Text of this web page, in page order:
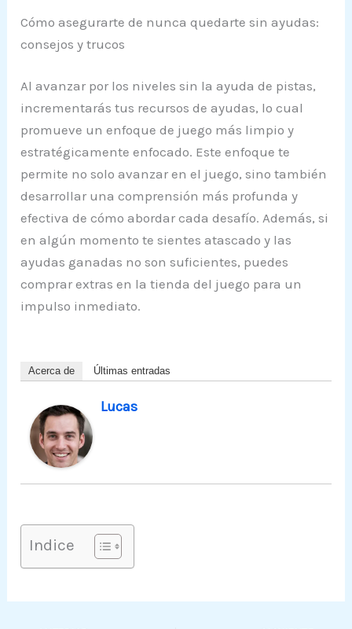
Cómo asegurarte de nunca quedarte sin ayudas:
consejos y trucos
Al avanzar por los niveles sin la ayuda de pistas,
incrementarás tus recursos de ayudas, lo cual
promueve un enfoque de juego más limpio y
estratégicamente enfocado. Este enfoque te
permite no solo avanzar en el juego, sino también
desarrollar una comprensión más profunda y
efectiva de cómo abordar cada desafío. Además, si
en algún momento te sientes atascado y las
ayudas ganadas no son suficientes, puedes
comprar extras en la tienda del juego para un
impulso inmediato.
Acerca de Últimas entradas
Lucas
Indice